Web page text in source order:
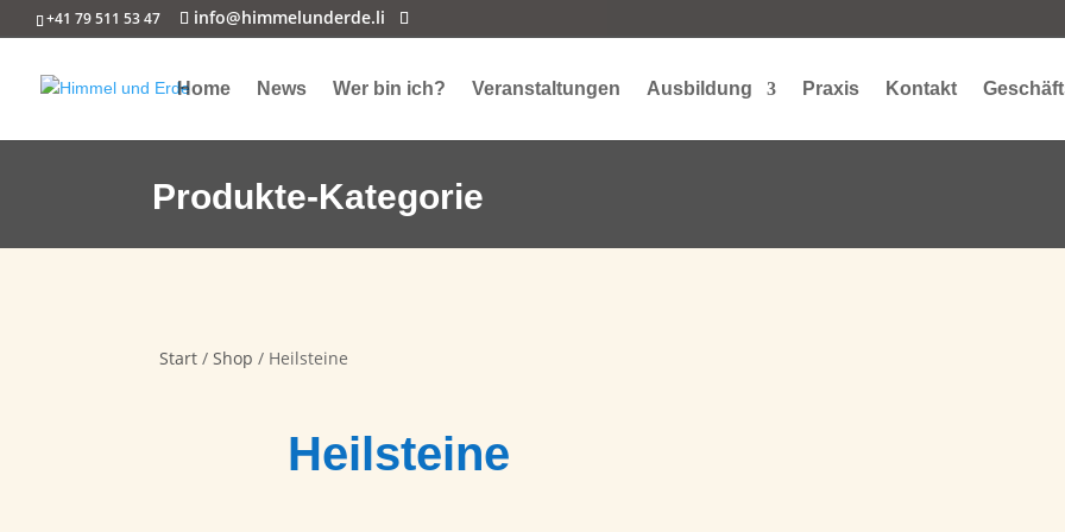
+41 79 511 53 47 info@himmelunderde.li
Home News Wer bin ich? Veranstaltungen Ausbildung Praxis Kontakt
Produkte-Kategorie
Start /Shop / Heilsteine
Heilsteine